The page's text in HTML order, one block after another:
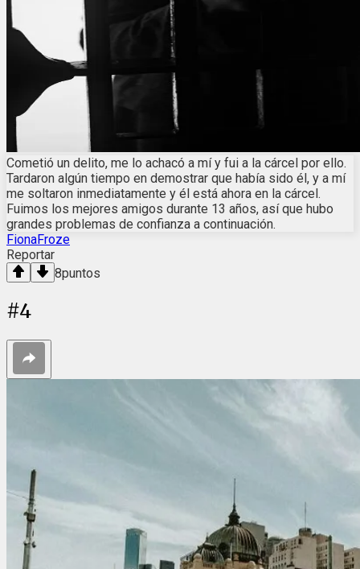
Cometió un delito, me lo achacó a mí y fui a la cárcel por ello.
Tardaron algún tiempo en demostrar que había sido él, y a mí
me soltaron inmediatamente y él está ahora en la cárcel.
Fuimos los mejores amigos durante 13 años, así que hubo
grandes problemas de confianza a continuación.
FionaFroze
Reportar
8puntos
#4